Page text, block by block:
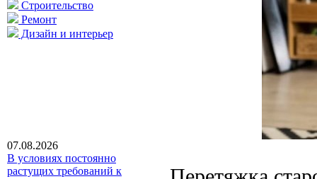
Строительство
Ремонт
Дизайн и интерьер
07.08.2026
В условиях постоянно
растущих требований к